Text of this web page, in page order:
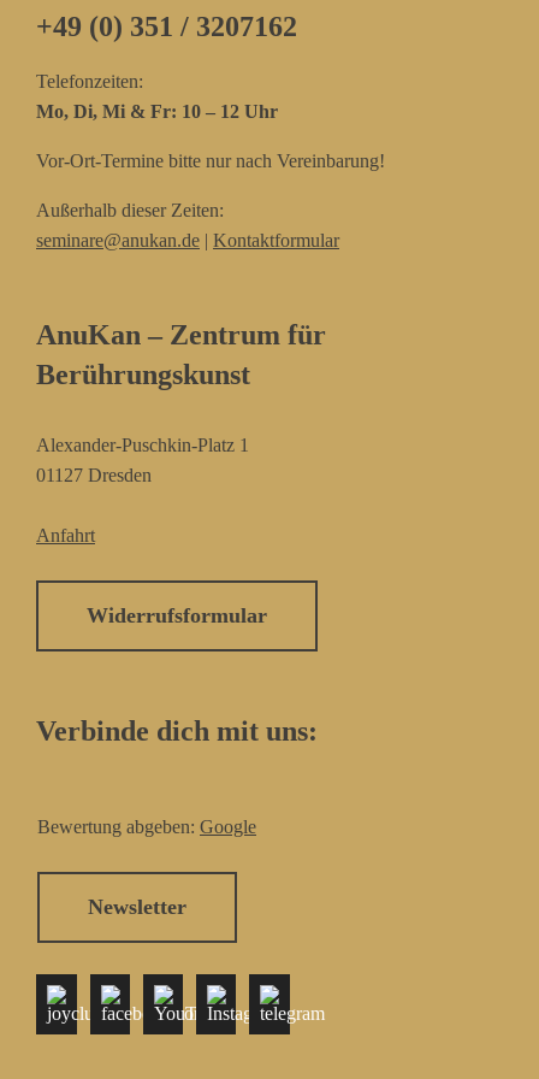
+49 (0) 351 / 3207162‬
Telefonzeiten:
Mo, Di, Mi & Fr: 10 – 12 Uhr
Vor-Ort-Termine bitte nur nach Vereinbarung!
Außerhalb dieser Zeiten:
seminare@anukan.de | Kontaktformular
AnuKan – Zentrum für
Berührungskunst
Alexander-Puschkin-Platz 1
01127 Dresden
Anfahrt
Widerrufsformular
Verbinde dich mit uns:
Bewertung abgeben: Google
Newsletter